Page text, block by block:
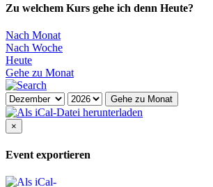
Zu welchem Kurs gehe ich denn Heute?
Nach Monat
Nach Woche
Heute
Gehe zu Monat
Gehe zu Monat
×
Event exportieren